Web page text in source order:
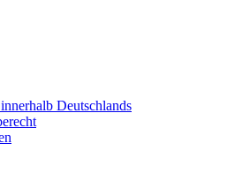
Deutschlands